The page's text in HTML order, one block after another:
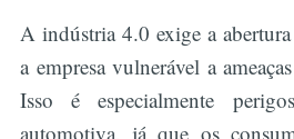
A indústria 4.0 exige a
a empresa vulnerável a
Isso é especialmente
automotiva, já que os